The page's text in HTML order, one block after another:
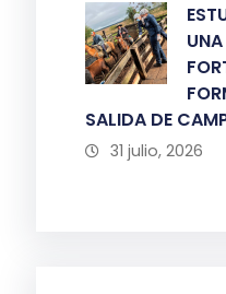
SALIDA DE
31 julio, 2026